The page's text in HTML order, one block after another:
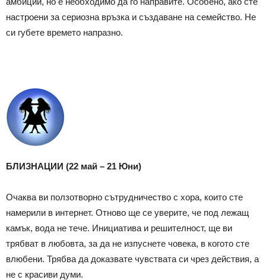
настроени за сериозна връзка и създаване на семейство. Не
си губете времето напразно.
БЛИЗНАЦИИ (22 май – 21 Юни)
Очаква ви ползотворно сътрудничество с хора, които сте
намерили в интернет. Отново ще се уверите, че под лежащ
камък, вода не тече. Инициатива и решителност, ще ви
трябват в любовта, за да не изпуснете човека, в когото сте
влюбени. Трябва да доказвате чувствата си чрез действия, а
не с красиви думи.